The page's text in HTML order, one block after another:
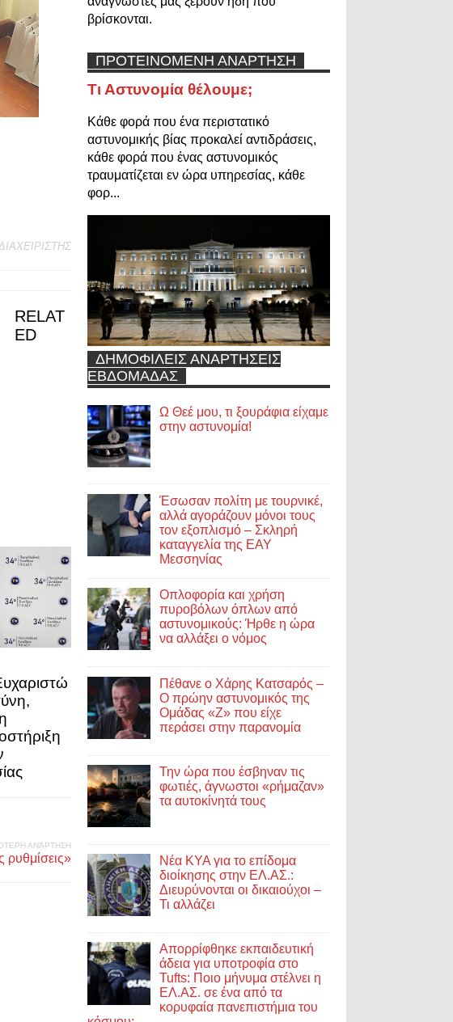
RELAT
ED
ΑΝΆΡΤΗΣΗ
ρυθμίσεις»
βρίσκονται.
ΠΡΟΤΕΙΝΟΜΕΝΗ ΑΝΑΡΤΗΣΗ
Τι Αστυνομία θέλουμε;
Κάθε φορά που ένα περιστατικό
αστυνομικής βίας προκαλεί αντιδράσεις,
κάθε φορά που ένας αστυνομικός
τραυματίζεται εν ώρα υπηρεσίας, κάθε
φορ...
ΔΗΜΟΦΙΛΕΙΣ ΑΝΑΡΤΗΣΕΙΣ
ΕΒΔΟΜΑΔΑΣ
Ω Θεέ μου, τι ξουράφια είχαμε
στην αστυνομία!
Έσωσαν πολίτη με τουρνικέ,
αλλά αγοράζουν μόνοι τους
τον εξοπλισμό – Σκληρή
καταγγελία της ΕΑΥ
Μεσσηνίας
Οπλοφορία και χρήση
πυροβόλων όπλων από
αστυνομικούς: Ήρθε η ώρα
να αλλάξει ο νόμος
Πέθανε ο Χάρης Κατσαρός –
Ο πρώην αστυνομικός της
Ομάδας «Ζ» που είχε
περάσει στην παρανομία
Την ώρα που έσβηναν τις
φωτιές, άγνωστοι «ρήμαζαν»
τα αυτοκίνητά τους
Νέα ΚΥΑ για το επίδομα
διοίκησης στην ΕΛ.ΑΣ.:
Διευρύνονται οι δικαιούχοι –
Τι αλλάζει
Απορρίφθηκε εκπαιδευτική
άδεια για υποτροφία στο
Tufts: Ποιο μήνυμα στέλνει η
ΕΛ.ΑΣ. σε ένα από τα
κορυφαία πανεπιστήμια του